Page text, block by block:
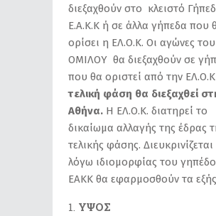
διεξαχθούν στο κλειστό
Ε.Α.Κ.Κ ή σε άλλα γήπεδα που
ορίσει η ΕΛ.Ο.Κ. Οι αγώνες του
ΟΜΙΛΟΥ θα διεξαχθούν σε
που θα οριστεί από την ΕΛ.Ο.Κ
τελική φάση θα διεξαχθεί
Αθήνα. Η ΕΛ.Ο.Κ. διατηρεί το
δικαίωμα αλλαγής της έδρας
τελικής φάσης. Διευκρινίζεται
λόγω ιδιομορφίας του
ΕΑΚΚ θα εφαρμοσθούν τα
ΥΨΟΣ